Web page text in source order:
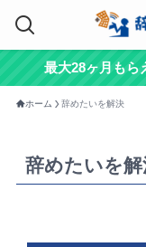
最大28ヶ月もら
ホーム 辞めたいを解決
辞めたいを解